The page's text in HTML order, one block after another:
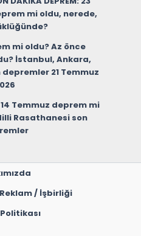
mi oldu, nerede,
mi oldu? Az önce
İstanbul, Ankara,
depremler 21 Temmuz
14 Temmuz deprem mi
Rasathanesi son
Reklam / İşbirliği